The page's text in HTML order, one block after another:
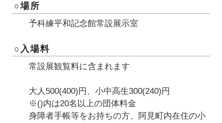
○場所
予科練平和記念館常設展示室
○入場料
常設展観覧料に含まれます
大人500(400)円、小中高生300(240)円
※()内は20名以上の団体料金
身障者手帳等をお持ちの方、阿見町内在住の小